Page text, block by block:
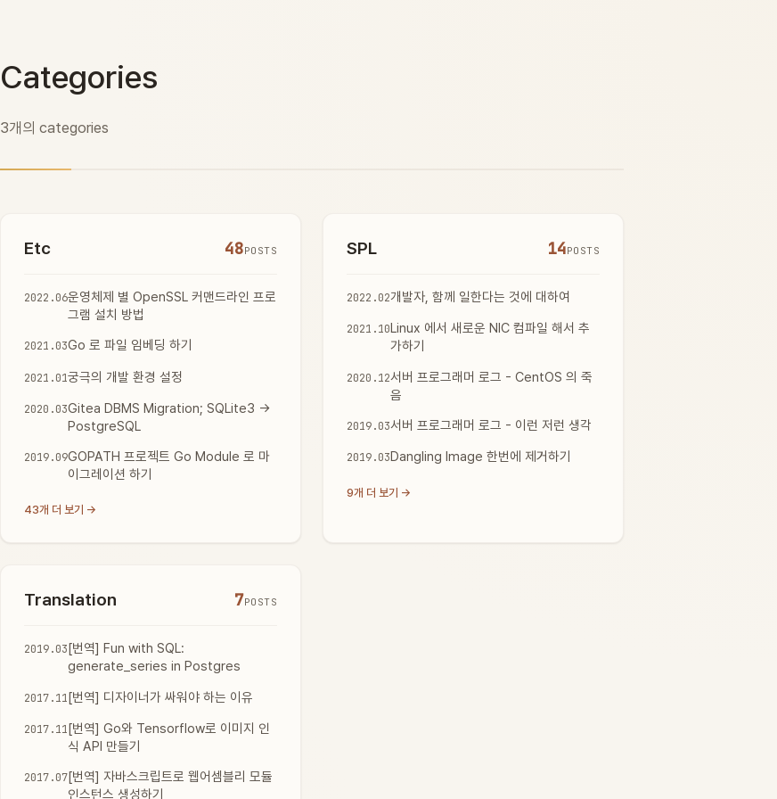
Categories
3개의 categories
Etc 48POSTS
2022.06운영체제 별 OpenSSL 커맨드라인 프로
그램 설치 방법
2021.03Go 로 파일 임베딩 하기
2021.01궁극의 개발 환경 설정
2020.03Gitea DBMS Migration; SQLite3 ->
PostgreSQL
2019.09GOPATH 프로젝트 Go Module 로 마
이그레이션 하기
43개 더 보기 →
SPL 14POSTS
2022.02개발자, 함께 일한다는 것에 대하여
2021.10Linux 에서 새로운 NIC 컴파일 해서 추
가하기
2020.12서버 프로그래머 로그 - CentOS 의 죽
음
2019.03서버 프로그래머 로그 - 이런 저런 생각
2019.03Dangling Image 한번에 제거하기
9개 더 보기 →
Translation 7POSTS
2019.03[번역] Fun with SQL:
generate_series in Postgres
2017.11[번역] 디자이너가 싸워야 하는 이유
2017.11[번역] Go와 Tensorflow로 이미지 인
식 API 만들기
2017.07[번역] 자바스크립트로 웹어셈블리 모듈
인스턴스 생성하기